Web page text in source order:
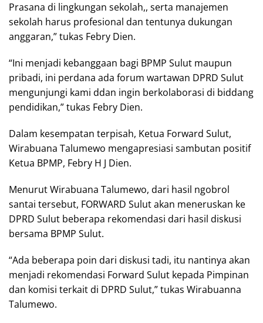
Prasana di lingkungan sekolah,, serta manajemen
sekolah harus profesional dan tentunya dukungan
anggaran,” tukas Febry Dien.
“Ini menjadi kebanggaan bagi BPMP Sulut maupun
pribadi, ini perdana ada forum wartawan DPRD Sulut
mengunjungi kami ddan ingin berkolaborasi di biddang
pendidikan,” tukas Febry Dien.
Dalam kesempatan terpisah, Ketua Forward Sulut,
Wirabuana Talumewo mengapresiasi sambutan positif
Ketua BPMP, Febry H J Dien.
Menurut Wirabuana Talumewo, dari hasil ngobrol
santai tersebut, FORWARD Sulut akan meneruskan ke
DPRD Sulut beberapa rekomendasi dari hasil diskusi
bersama BPMP Sulut.
“Ada beberapa poin dari diskusi tadi, itu nantinya akan
menjadi rekomendasi Forward Sulut kepada Pimpinan
dan komisi terkait di DPRD Sulut,” tukas Wirabuanna
Talumewo.